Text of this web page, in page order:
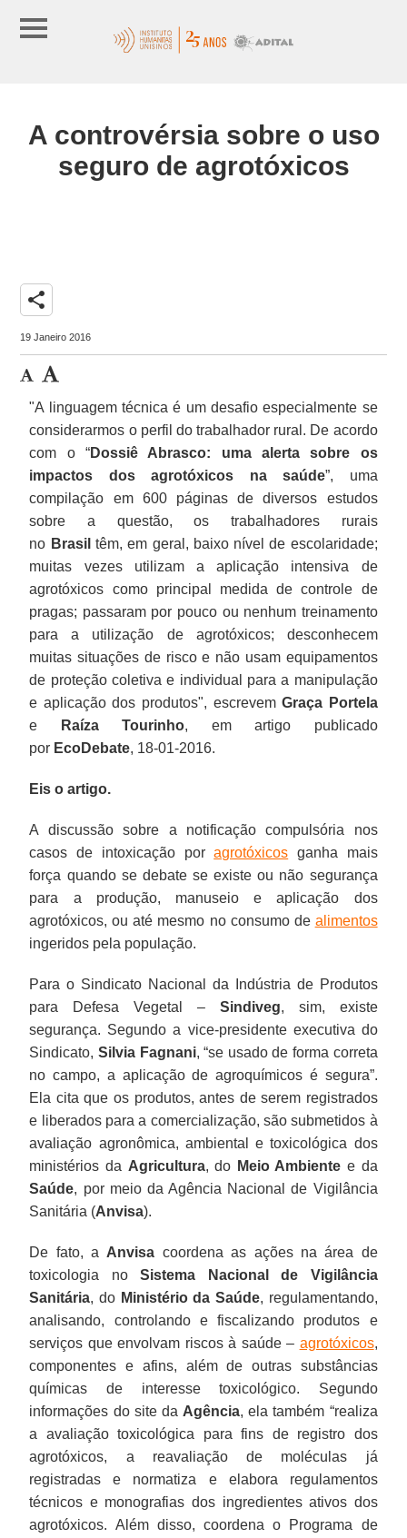
A controvérsia sobre o uso
seguro de agrotóxicos
share
19 Janeiro 2016
"A linguagem técnica é um desafio especialmente se
considerarmos o perfil do trabalhador rural. De acordo
com o “Dossiê Abrasco: uma alerta sobre os
impactos dos agrotóxicos na saúde”, uma
compilação em 600 páginas de diversos estudos
sobre a questão, os trabalhadores rurais
no Brasil têm, em geral, baixo nível de escolaridade;
muitas vezes utilizam a aplicação intensiva de
agrotóxicos como principal medida de controle de
pragas; passaram por pouco ou nenhum treinamento
para a utilização de agrotóxicos; desconhecem
muitas situações de risco e não usam equipamentos
de proteção coletiva e individual para a manipulação
e aplicação dos produtos", escrevemGraça Portela
e
RaízaTourinho, em artigo publicado
por EcoDebate, 18-01-2016.
Eis o artigo.
A discussão sobre a notificação compulsória nos
casos de intoxicação poragrotóxicos ganha mais
força quando se debate se existe ou não segurança
para a produção, manuseio e aplicação dos
agrotóxicos, ou até mesmo no consumo de alimentos
ingeridos pela população.
Para o Sindicato Nacional da Indústria de Produtos
para Defesa Vegetal – Sindiveg, sim, existe
segurança. Segundo a vice-presidente executiva do
Sindicato,Silvia Fagnani, “se usado de forma correta
no campo, a aplicação de agroquímicos é segura”.
Ela cita que os produtos, antes de serem registrados
e liberados para a comercialização, são submetidos à
avaliação agronômica, ambiental e toxicológica dos
ministérios da Agricultura, do Meio Ambiente e da
Saúde, por meio da Agência Nacional de Vigilância
Sanitária (Anvisa).
De fato, a Anvisa coordena as ações na área de
toxicologia noSistema Nacional de Vigilância
Sanitária, do Ministério da Saúde, regulamentando,
analisando, controlando e fiscalizando produtos e
serviços que envolvam riscos à saúde – agrotóxicos,
componentes e afins, além de outras substâncias
químicas de interesse toxicológico. Segundo
informações do site da Agência, ela também “realiza
a avaliação toxicológica para fins de registro dos
agrotóxicos, a reavaliação de moléculas já
registradas e normatiza e elabora regulamentos
técnicos e monografias dos ingredientes ativos dos
agrotóxicos. Além disso, coordena o Programa de